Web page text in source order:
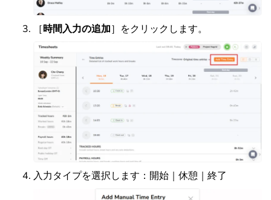
［時間入力の追加］をクリックします。
入力タイプを選択します：開始｜休憩｜終了